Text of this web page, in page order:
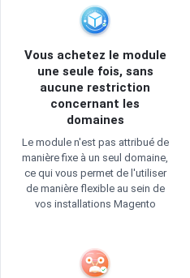
Vous achetez le module
une seule fois, sans
aucune restriction
concernant les
domaines
Le module n'est pas attribué de
manière fixe à un seul domaine,
ce qui vous permet de l'utiliser
de manière flexible au sein de
vos installations Magento